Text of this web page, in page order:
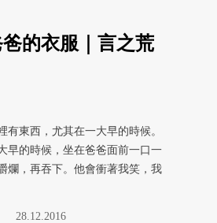
的衣服｜言之荒
有東西，尤其在一大早的時候。
早的時候，坐在爸爸面前一口一
爛，再吞下。他會衝著我笑，我
28.12.2016